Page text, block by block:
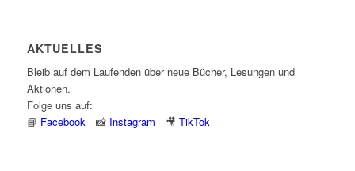
AKTUELLES
Bleib auf dem Laufenden über neue Bücher, Lesungen und
Aktionen.
Folge uns auf:
📘 Facebook📸 Instagram 🎥 TikTok